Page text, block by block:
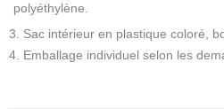
polyéthylène.
3. Sac intérieur en plastique coloré,
4. Emballage individuel selon les